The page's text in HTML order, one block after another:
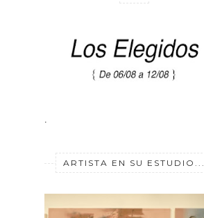
.
ARTISTA EN SU ESTUDIO...